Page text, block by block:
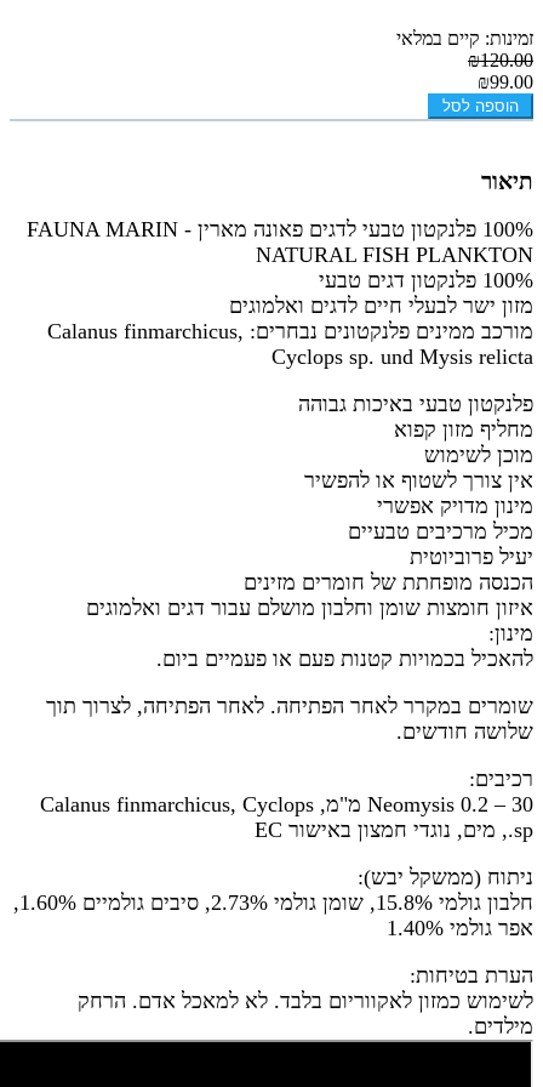
זמינות: קיים במלאי
₪120.00
₪99.00
הוספה לסל
תיאור
100% פלנקטון טבעי לדגים פאונה מארין - FAUNA MARIN
NATURAL FISH PLANKTON
100% פלנקטון דגים טבעי
מזון ישר לבעלי חיים לדגים ואלמוגים
מורכב ממינים פלנקטונים נבחרים: Calanus finmarchicus,
Cyclops sp. und Mysis relicta
פלנקטון טבעי באיכות גבוהה
מחליף מזון קפוא
מוכן לשימוש
אין צורך לשטוף או להפשיר
מינון מדויק אפשרי
מכיל מרכיבים טבעיים
יעיל פרוביוטית
הכנסה מופחתת של חומרים מזינים
איזון חומצות שומן וחלבון מושלם עבור דגים ואלמוגים
מינון:
להאכיל בכמויות קטנות פעם או פעמיים ביום.
שומרים במקרר לאחר הפתיחה. לאחר הפתיחה, לצרוך תוך
שלושה חודשים.
רכיבים:
Neomysis 0.2 – 30 מ"מ, Calanus finmarchicus, Cyclops
sp., מים, נוגדי חמצון באישור EC
ניתוח (ממשקל יבש):
חלבון גולמי 15.8%, שומן גולמי 2.73%, סיבים גולמיים 1.60%,
אפר גולמי 1.40%
הערת בטיחות:
לשימוש כמזון לאקווריום בלבד. לא למאכל אדם. הרחק
מילדים.